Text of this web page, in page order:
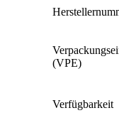
(VPE)
Verfügbarkeit